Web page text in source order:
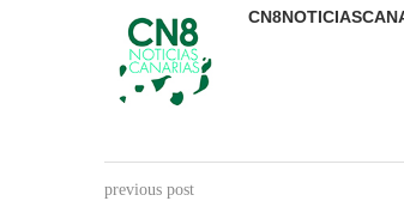
previous post